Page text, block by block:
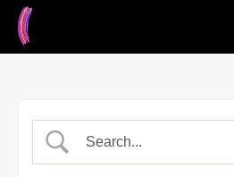
Zum
Inhalt
springen